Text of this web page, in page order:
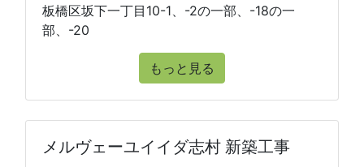
板橋区坂下一丁目10-1、-2の一部、-18の一
部、-20
もっと見る
メルヴェーユイイダ志村 新築工事